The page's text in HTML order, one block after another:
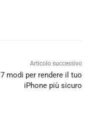
Articolo successivo
7 modi per rendere il tuo
iPhone più sicuro